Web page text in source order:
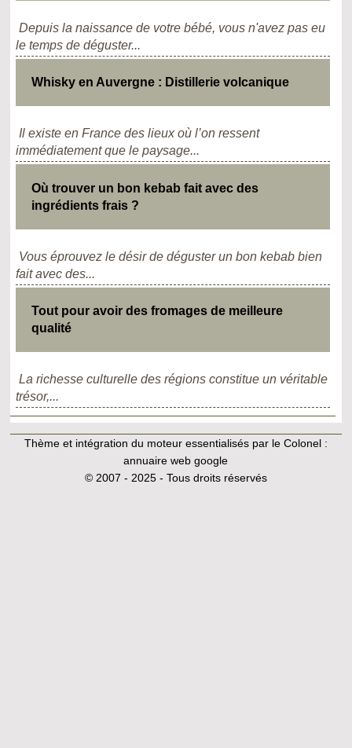
Depuis la naissance de votre bébé, vous n'avez pas eu
le temps de déguster...
Whisky en Auvergne : Distillerie volcanique
Il existe en France des lieux où l’on ressent
immédiatement que le paysage...
Où trouver un bon kebab fait avec des
ingrédients frais ?
Vous éprouvez le désir de déguster un bon kebab bien
fait avec des...
Tout pour avoir des fromages de meilleure
qualité
La richesse culturelle des régions constitue un véritable
trésor,...
Thème et intégration du moteur essentialisés par le Colonel :
annuaire web google
© 2007 - 2025 - Tous droits réservés